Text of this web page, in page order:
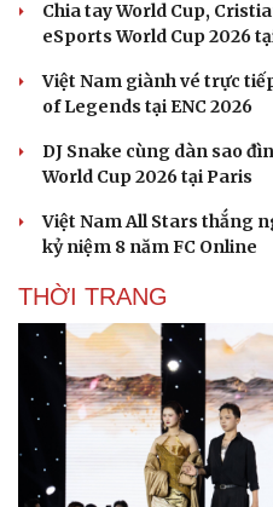
Chia tay World Cup,
eSports World Cup 2026
Việt Nam giành vé trực
of Legends tại ENC 2026
DJ Snake cùng dàn sao
World Cup 2026 tại Paris
Việt Nam All Stars thắng
kỷ niệm 8 năm FC Online
THỜI TRANG